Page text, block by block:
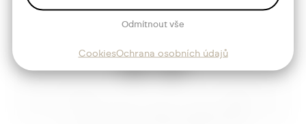
Odmítnout vše
CookiesOchrana osobních údajů
Sledujte mě